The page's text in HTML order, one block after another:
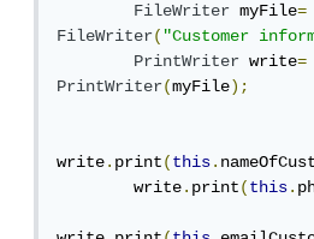
FileWriter myFile=
FileWriter("Customer
PrintWriter write=
PrintWriter(myFile);
write.print(this.
        write
.print(this.